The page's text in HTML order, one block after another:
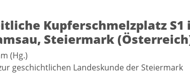
Kupferschmelzplatz S1
Steiermark
(Hg.)
geschichtlichen Landeskunde der Steiermark